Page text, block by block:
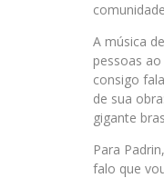
A música
pessoas
consigo
de sua
gigante
Para
falo que